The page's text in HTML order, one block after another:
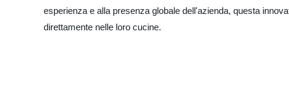
esperienza e alla presenza globale dell'azienda, questa
direttamente nelle loro cucine.